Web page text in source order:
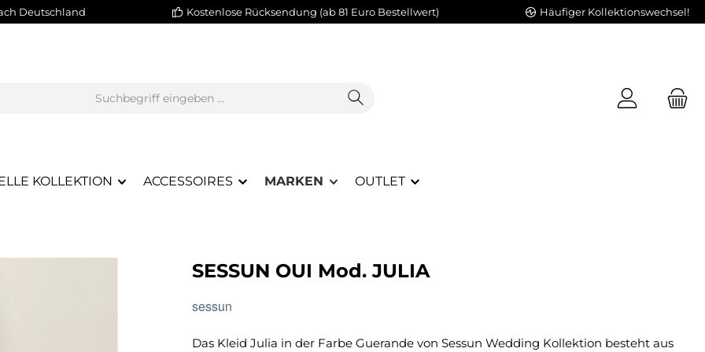
Deutschland Kostenlose Rücksendung (ab 81 Euro Bestellwert) Häufiger Kollektionswechsel!
KOLLEKTION ACCESSOIRES MARKEN OUTLET
SESSUN OUI Mod. JULIA
sessun
Das Kleid Julia in der Farbe Guerande von Sessun Wedding Kollektion besteht aus